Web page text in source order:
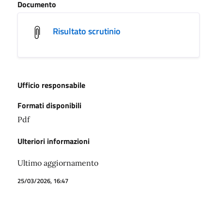
Documento
Risultato scrutinio
Ufficio responsabile
Formati disponibili
Pdf
Ulteriori informazioni
Ultimo aggiornamento
25/03/2026, 16:47